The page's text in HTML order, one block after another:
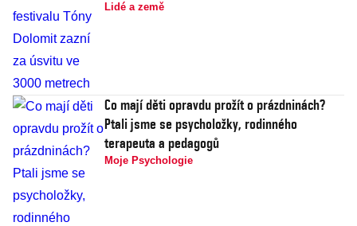
Lidé a země
Co mají děti opravdu prožít o prázdninách?
Ptali jsme se psycholožky, rodinného
terapeuta a pedagogů
Moje Psychologie